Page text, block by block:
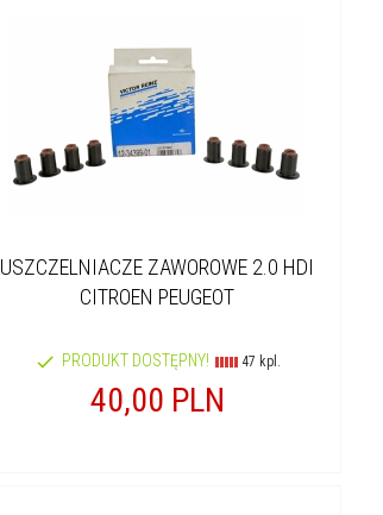
USZCZELNIACZE ZAWOROWE 2.0 HDI
CITROEN PEUGEOT
PRODUKT DOSTĘPNY! 47 kpl.
40,00 PLN